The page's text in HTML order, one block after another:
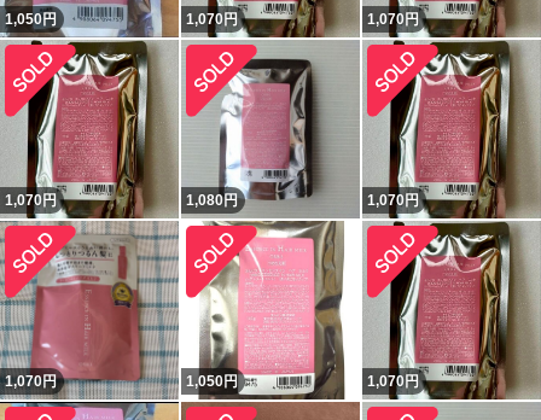
1,050円 1,070円 1,070円
1,070円 1,080円 1,070円
1,070円 1,050円 1,070円